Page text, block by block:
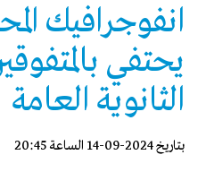
انفوجرافيك
يحتفي
الثانوية العامة
بتاريخ 2024-09-14 الساعة 20:45